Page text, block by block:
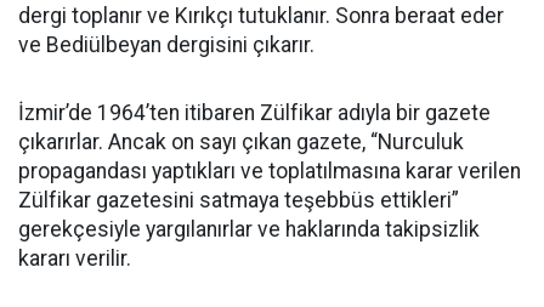
dergi toplanır ve Kırıkçı tutuklanır. Sonra beraat eder
ve Bediülbeyan dergisini çıkarır.
İzmir’de 1964’ten itibaren Zülfikar adıyla bir gazete
çıkarırlar. Ancak on sayı çıkan gazete, “Nurculuk
propagandası yaptıkları ve toplatılmasına karar verilen
Zülfikar gazetesini satmaya teşebbüs ettikleri”
gerekçesiyle yargılanırlar ve haklarında takipsizlik
kararı verilir.